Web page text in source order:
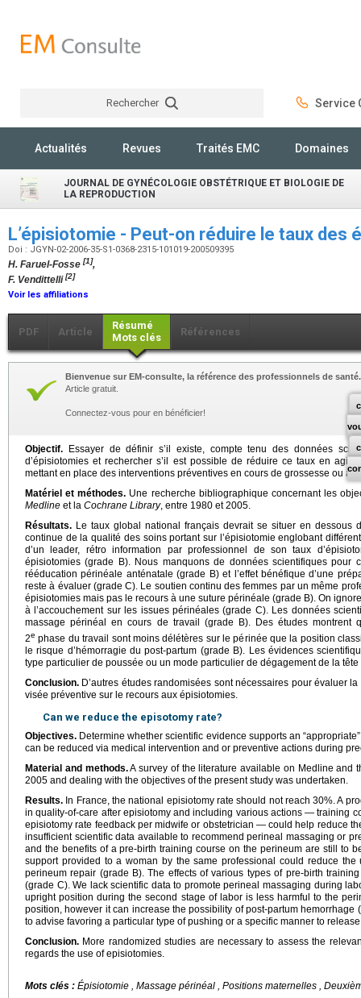
Rechercher Service
Actualités Revues Traités EMC Domaines
JOURNAL DE GYNÉCOLOGIE OBSTÉTRIQUE ET BIOLOGIE DE
LA REPRODUCTION
L’épisiotomie - Peut-on réduire le taux des
Doi : JGYN-02-2006-35-S1-0368-2315-101019-200509395
H. Faruel-Fosse [1],
F. Vendittelli[2]
Voir les affiliations
PDF Article
Résumé
Mots clés
Références
Bienvenue sur EM-consulte, la référence des professionnels de santé.
Article gratuit.
Connectez-vous pour en bénéficier!
Objectif. Essayer de définir s’il existe, compte tenu des données
d’épisiotomies et rechercher s’il est possible de réduire ce taux en
mettant en place des interventions préventives en cours de grossesse ou au
Matériel et méthodes. Une recherche bibliographique concernant les
Medline et la Cochrane Library, entre 1980 et 2005.
Résultats. Le taux global national français devrait se situer en dessous
continue de la qualité des soins portant sur l’épisiotomie englobant
d’un leader, rétro information par professionnel de son taux
épisiotomies (grade B). Nous manquons de données scientifiques pour
rééducation périnéale anténatale (grade B) et l’effet bénéfique d’une
reste à évaluer (grade C). Le soutien continu des femmes par un même
épisiotomies mais pas le recours à une suture périnéale (grade B). On
à l’accouchement sur les issues périnéales (grade C). Les données
massage périnéal en cours de travail (grade B). Des études montrent
2e phase du travail sont moins délétères sur le périnée que la position
le risque d’hémorragie du post-partum (grade B). Les évidences
type particulier de poussée ou un mode particulier de dégagement de la
Conclusion. D’autres études randomisées sont nécessaires pour évaluer
visée préventive sur le recours aux épisiotomies.
Can we reduce the episotomy rate?
Objectives. Determine whether scientific evidence supports an
can be reduced via medical intervention and or preventive actions during
Material and methods.A survey of the literature available on Medline and
2005 and dealing with the objectives of the present study was undertaken.
Results. In France, the national episiotomy rate should not reach 30%. A
in quality-of-care after episiotomy and including various actions — training
episiotomy rate feedback per midwife or obstetrician — could help reduce
insufficient scientific data available to recommend perineal massaging or
and the benefits of a pre-birth training course on the perineum are still to
support provided to a woman by the same professional could reduce
perineum repair (grade B). The effects of various types of pre-birth
(grade C). We lack scientific data to promote perineal massaging during
upright position during the second stage of labor is less harmful to the
position, however it can increase the possibility of post-partum hemorrhage
to advise favoring a particular type of pushing or a specific manner to
Conclusion. More randomized studies are necessary to assess the
regards the use of episiotomies.
Mots clés : Épisiotomie , Massage périnéal , Positions maternelles ,